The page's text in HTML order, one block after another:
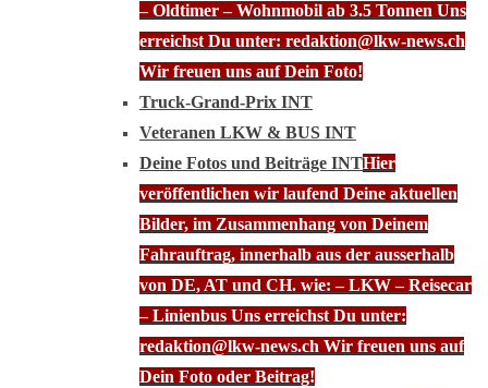
– Oldtimer – Wohnmobil ab 3.5 Tonnen Uns
erreichst Du unter: redaktion@lkw-news.ch
Wir freuen uns auf Dein Foto!
Truck-Grand-Prix INT
Veteranen LKW & BUS INT
Deine Fotos und Beiträge INTHier
veröffentlichen wir laufend Deine aktuellen
Bilder, im Zusammenhang von Deinem
Fahrauftrag, innerhalb aus der ausserhalb
von DE, AT und CH. wie: – LKW – Reisecar
– Linienbus Uns erreichst Du unter:
redaktion@lkw-news.ch Wir freuen uns auf
Dein Foto oder Beitrag!